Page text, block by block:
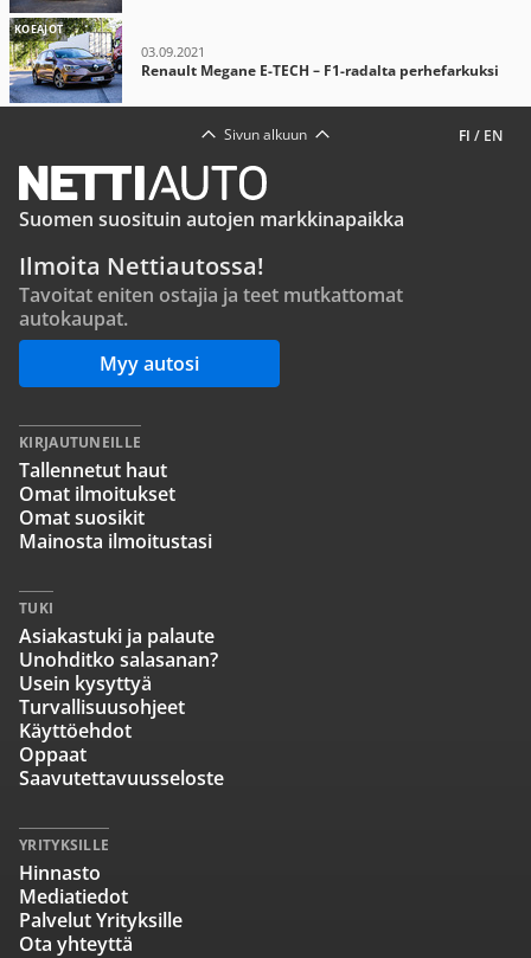
KOEAJOT
03.09.2021
Renault Megane E-TECH – F1-radalta perhefarkuksi
FI / EN
Sivun alkuun
Suomen suosituin autojen markkinapaikka
Ilmoita Nettiautossa!
Tavoitat eniten ostajia ja teet mutkattomat
autokaupat.
Myy autosi
KIRJAUTUNEILLE
Tallennetut haut
Omat ilmoitukset
Omat suosikit
Mainosta ilmoitustasi
TUKI
Asiakastuki ja palaute
Unohditko salasanan?
Usein kysyttyä
Turvallisuusohjeet
Käyttöehdot
Oppaat
Saavutettavuusseloste
YRITYKSILLE
Hinnasto
Mediatiedot
Palvelut Yrityksille
Ota yhteyttä